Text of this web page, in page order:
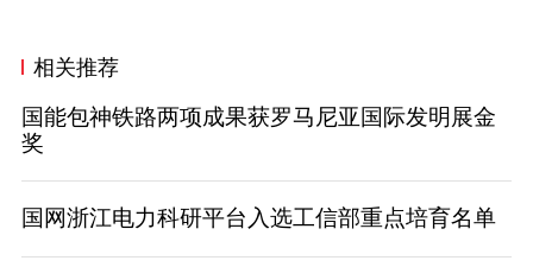
相关推荐
国能包神铁路两项成果获罗马尼亚国际发明展金
奖
国网浙江电力科研平台入选工信部重点培育名单